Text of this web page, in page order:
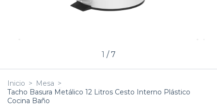
1 /7
Inicio > Mesa >
Tacho Basura Metálico 12 Litros Cesto Interno Plástico
Cocina Baño